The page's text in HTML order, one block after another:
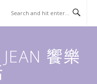
饗樂